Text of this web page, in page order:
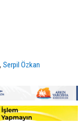
,Serpil Özkan